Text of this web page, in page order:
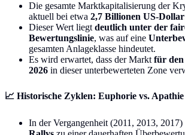
Die gesamte Marktkapitalisierung der
aktuell bei etwa 2,7 Billionen US-Dollar
Dieser Wert liegt deutlich unter der
Bewertungslinie, was auf eine
gesamten Anlageklasse hindeutet.
Es wird erwartet, dass der Markt für den
2026 in dieser unterbewerteten Zone
📈 Historische Zyklen: Euphorie vs. Apathie
In der Vergangenheit (2011, 2013, 2017)